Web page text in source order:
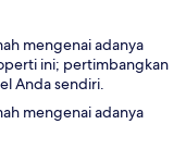
mengenai adanya
ini; pertimbangkan
Anda sendiri.
mengenai adanya